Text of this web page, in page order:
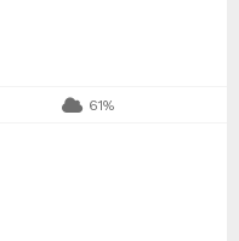
61%